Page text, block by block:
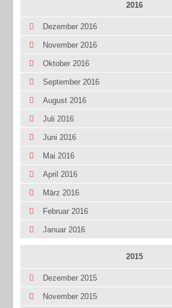
2016
Dezember 2016
November 2016
Oktober 2016
September 2016
August 2016
Juli 2016
Juni 2016
Mai 2016
April 2016
März 2016
Februar 2016
Januar 2016
2015
Dezember 2015
November 2015